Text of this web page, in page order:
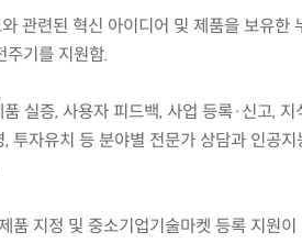
관련된 혁신 아이디어 및 제품을 보유한
주기를 지원함.
실증, 사용자 피드백, 사업 등록·신고, 지
투자유치 등 분야별 전문가 상담과 인공지
지정 및 중소기업기술마켓 등록 지원이